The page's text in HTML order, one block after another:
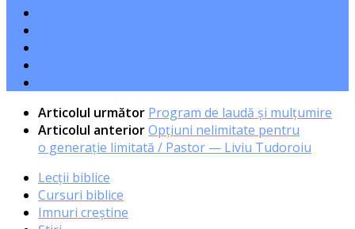
Articolul următor Program de laudă și mulțumire
Articolul anteriorOpțiuni nelimitate pentru
o generație limitată / Pastor — Liviu Tudoroiu
Lecții biblice
Cursuri biblice
Imnuri creștine